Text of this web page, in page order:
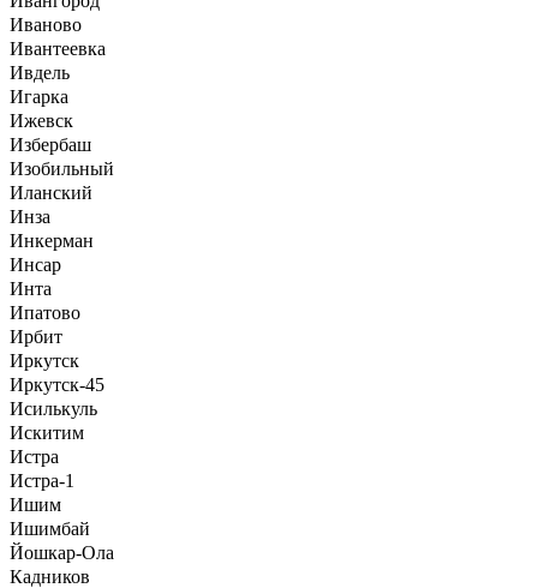
Иваново
Ивантеевка
Ивдель
Игарка
Ижевск
Избербаш
Изобильный
Иланский
Инза
Инкерман
Инсар
Инта
Ипатово
Ирбит
Иркутск
Иркутск-45
Исилькуль
Искитим
Истра
Истра-1
Ишим
Ишимбай
Йошкар-Ола
Кадников